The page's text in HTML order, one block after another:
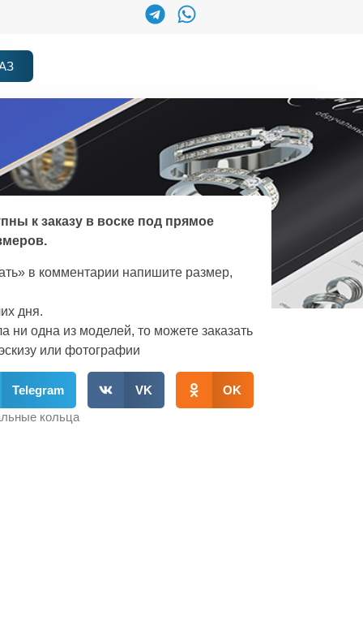
к заказу в воске под прямое
в комментарии напишите размер,
дня.
ни одна из моделей, то можете заказать
или фотографии
Telegram VK
OK
кольца